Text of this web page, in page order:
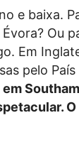
e baixa.
Ou
Em
pelo